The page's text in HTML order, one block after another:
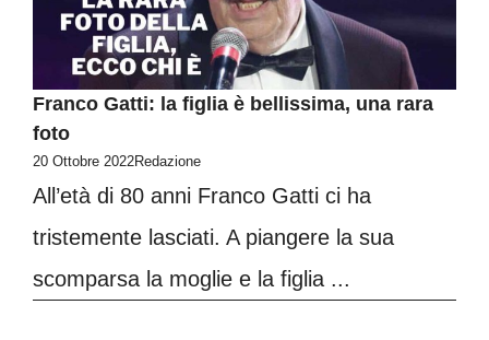
Franco Gatti: la figlia è bellissima, una rara
foto
20 Ottobre 2022Redazione
All’età di 80 anni Franco Gatti ci ha
tristemente lasciati. A piangere la sua
scomparsa la moglie e la figlia ...